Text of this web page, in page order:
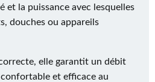
et la puissance avec lesquelles
douches ou appareils
elle garantit un débit
et efficace au